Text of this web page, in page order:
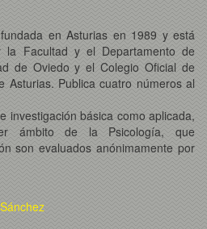
en Asturias en 1989 y está
la Facultad y el Departamento de
de Oviedo y el Colegio Oficial de
Asturias. Publica cuatro números al
investigación básica como aplicada,
ámbito de la Psicología, que
son evaluados anónimamente por